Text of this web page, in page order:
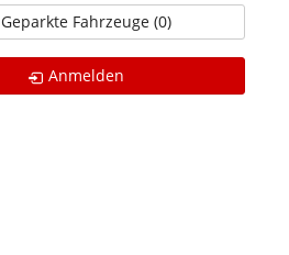
Geparkte Fahrzeuge (0)
Anmelden